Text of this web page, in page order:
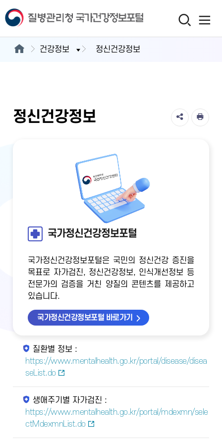
건강정보 정신건강정보
정신건강정보
국가정신건강정보포털
국가정신건강정보포털은 국민의 정신건강 증진을
목표로 자가검진, 정신건강정보, 인식개선정보 등
전문가의 검증을 거친 양질의 콘텐츠를 제공하고
있습니다.
국가정신건강정보포털 바로가기
질환별 정보 :
https://www.mentalhealth.go.kr/portal/disease/disea
seList.do
생애주기별 자가검진 :
https://www.mentalhealth.go.kr/portal/mdexmn/sele
ctMdexmnList.do